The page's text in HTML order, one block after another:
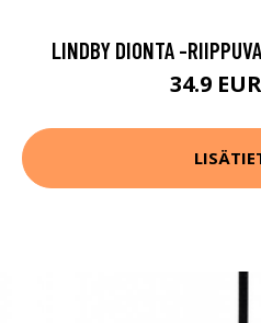
LINDBY DIONTA -
34.9 EUR